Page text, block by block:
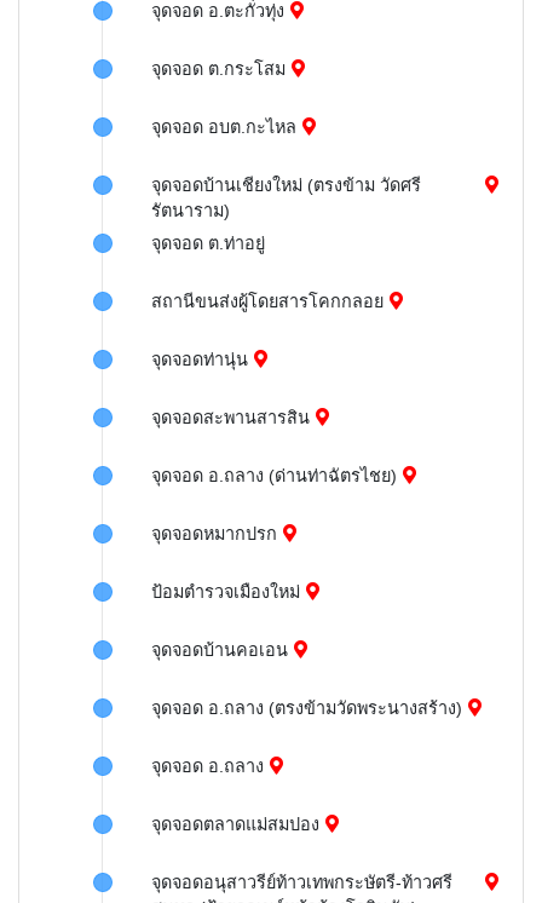
จุดจอด อ.ตะกั่วทุ่ง
จุดจอด ต.กระโสม
จุดจอด อบต.กะไหล
จุดจอดบ้านเชียงใหม่ (ตรงข้าม วัดศรี
รัตนาราม)
จุดจอด ต.ท่าอยู่
สถานีขนส่งผู้โดยสารโคกกลอย
จุดจอดท่านุ่น
จุดจอดสะพานสารสิน
จุดจอด อ.ถลาง (ด่านท่าฉัตรไชย)
จุดจอดหมากปรก
ป้อมตำรวจเมืองใหม่
จุดจอดบ้านคอเอน
จุดจอด อ.ถลาง (ตรงข้ามวัดพระนางสร้าง)
จุดจอด อ.ถลาง
จุดจอดตลาดแม่สมปอง
จุดจอดอนุสาวรีย์ท้าวเทพกระษัตรี-ท้าวศรี